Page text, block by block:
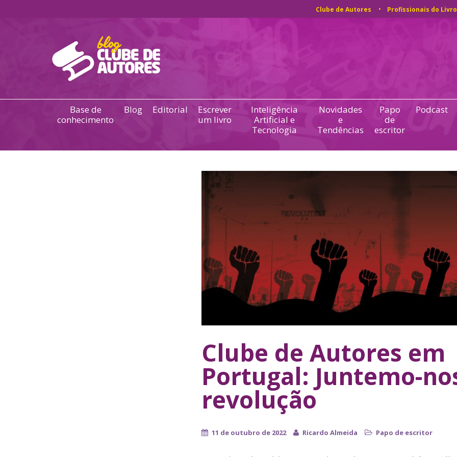
Clube de Autores Profissionais do Livro
Base de
conhecimento
Blog Editorial
Escrever
um livro
Inteligência
Artificial e
Tecnologia
Novidades
e
Tendências
Papo
de
escritor
Podcast
Clube de Autores em
Portugal: Juntemo-
revolução
11 de outubro de 2022 Ricardo Almeida Papo de escritor